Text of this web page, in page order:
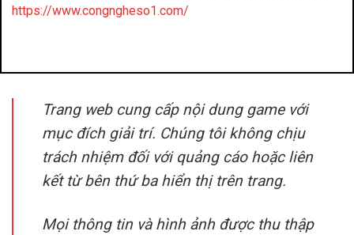
https://www.congngheso1.com/
Trang web cung cấp nội dung game với
mục đích giải trí. Chúng tôi không chịu
trách nhiệm đối với quảng cáo hoặc liên
kết từ bên thứ ba hiển thị trên trang.
Mọi thông tin và hình ảnh được thu thập